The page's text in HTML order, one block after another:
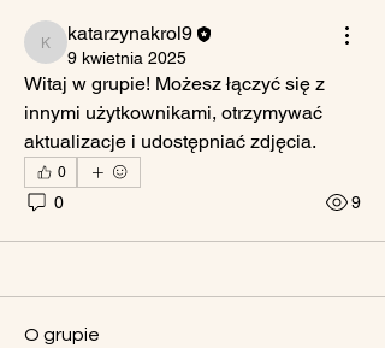
katarzynakrol9
katarzynakrol9
9 kwietnia 2025
Witaj w grupie! Możesz łączyć się z
innymi użytkownikami, otrzymywać
aktualizacje i udostępniać zdjęcia.
0
0 9
O grupie